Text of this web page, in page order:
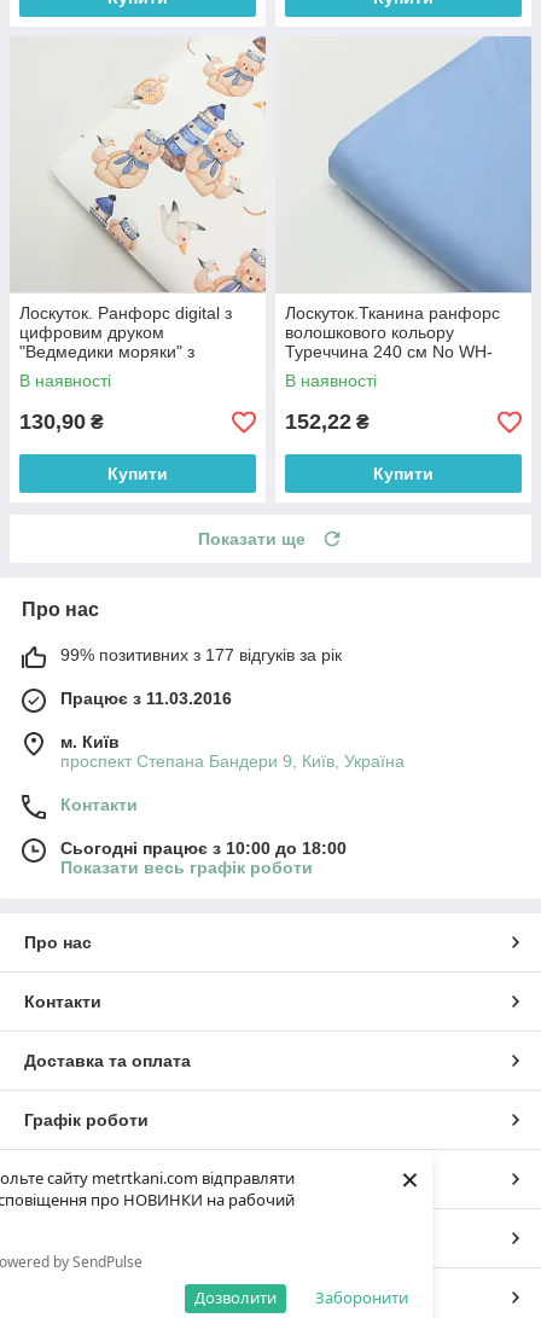
сайту metrtkani.com відправляти
про НОВИНКИ на рабочий
by SendPulse
Заборонити
Дозволити
×
Лоскуток. Ранфорс digital з
цифровим друком
"Ведмедики моряки" з
маяками та компасами на
білому № РЦ - 3250, 70*240
см
В наявності
130,90 ₴
Купити
Лоскуток.Тканина ранфорс
волошкового кольору
Туреччина 240 см No WH-
0074-61, 61*240 см
В наявності
152,22 ₴
Купити
Показати ще
Про нас
99% позитивних з 177 відгуків за рік
Працює з 11.03.2016
м. Київ
проспект Степана Бандери 9, Київ, Україна
Контакти
Сьогодні працює з 10:00 до 18:00
Показати весь графік роботи
Про нас
Контакти
Доставка та оплата
Графік роботи
Повна версія сайту
Політика конфіденційності